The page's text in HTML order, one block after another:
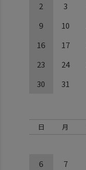
2
3
9
10
16
17
23
24
30
31
日 月
6
7